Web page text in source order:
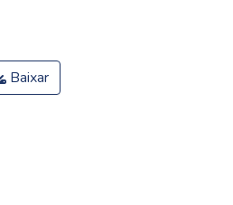
Baixar